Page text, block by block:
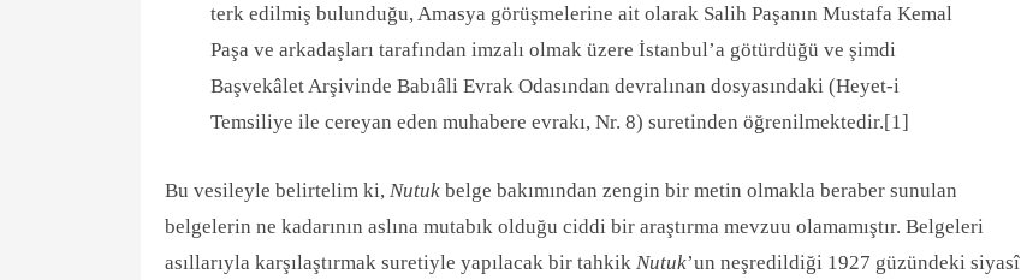
terk edilmiş bulunduğu, Amasya görüşmelerine ait olarak Salih Paşanın Mustafa Kemal
Paşa ve arkadaşları tarafından imzalı olmak üzere İstanbul’a götürdüğü ve şimdi
Başvekâlet Arşivinde Babıâli Evrak Odasından devralınan dosyasındaki (Heyet-i
Temsiliye ile cereyan eden muhabere evrakı, Nr. 8) suretinden öğrenilmektedir.[1]
Bu vesileyle belirtelim ki, Nutuk belge bakımından zengin bir metin olmakla beraber sunulan
belgelerin ne kadarının aslına mutabık olduğu ciddi bir araştırma mevzuu olamamıştır. Belgeleri
asıllarıyla karşılaştırmak suretiyle yapılacak bir tahkik Nutuk’un neşredildiği 1927 güzündeki siyasî